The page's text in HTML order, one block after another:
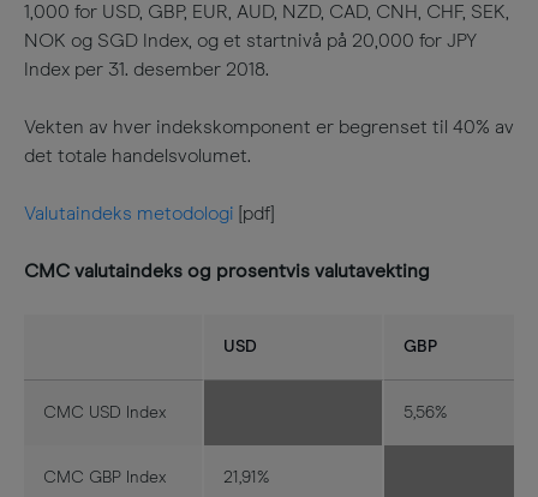
1,000 for USD, GBP, EUR, AUD, NZD, CAD, CNH, CHF, SEK,
NOK og SGD Index, og et startnivå på 20,000 for JPY
Index per 31. desember 2018.
Vekten av hver indekskomponent er begrenset til 40% av
det totale handelsvolumet.
Valutaindeks metodologi [pdf]
CMC valutaindeks og prosentvis valutavekting
USD GBP
CMC USD Index 5,56%
CMC GBP Index 21,91%